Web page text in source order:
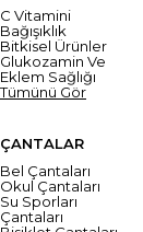
C Vitamini
Bağışıklık
Bitkisel Ürünler
Glukozamin Ve
Eklem Sağlığı
Tümünü Gör
ÇANTALAR
Bel Çantaları
Okul Çantaları
Su Sporları
Çantaları